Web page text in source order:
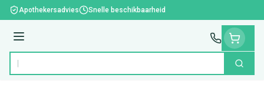
Ga naar de inhoud
Apothekersadvies Snelle beschikbaarheid
Menu
Product, merk, categorie... Zoek